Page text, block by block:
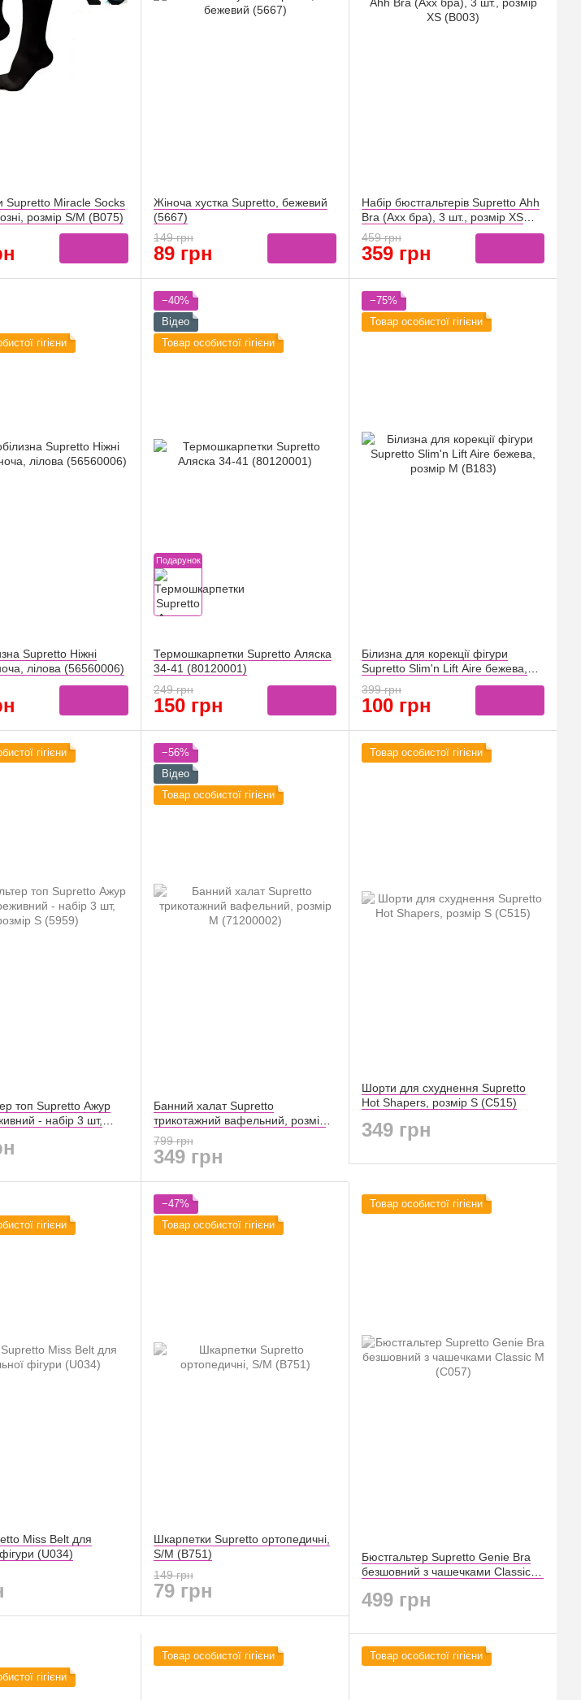
Supretto Miracle Socks
розмір S/M (B075)
Жіноча хустка Supretto, бежевий
(5667)
149 грн
89 грн
Набір бюстгальтерів Supretto Ahh
Bra (Ахх бра), 3 шт., розмір XS
(B003)
459 грн
359 грн
гігієни
Supretto Ніжні
лілова (56560006)
Подарунок
−40%
Відео
Товар особистої гігієни
Термошкарпетки Supretto Аляска
34-41 (80120001)
249 грн
150 грн
−75%
Товар особистої гігієни
Білизна для корекції фігури
Supretto Slim'n Lift Aire бежева,
розмір M (B183)
399 грн
100 грн
гігієни
топ Supretto Ажур
- набір 3 шт,
−56%
Відео
Товар особистої гігієни
Банний халат Supretto
трикотажний вафельний, розмір
M (71200002)
799 грн
349 грн
Товар особистої гігієни
Шорти для схуднення Supretto
Hot Shapers, розмір S (C515)
349 грн
гігієни
Miss Belt для
(U034)
−47%
Товар особистої гігієни
Шкарпетки Supretto ортопедичні,
S/M (B751)
149 грн
79 грн
Товар особистої гігієни
Бюстгальтер Supretto Genie Bra
безшовний з чашечками Сlassic M
499 грн
гігієни
Товар особистої гігієни Товар особистої гігієни